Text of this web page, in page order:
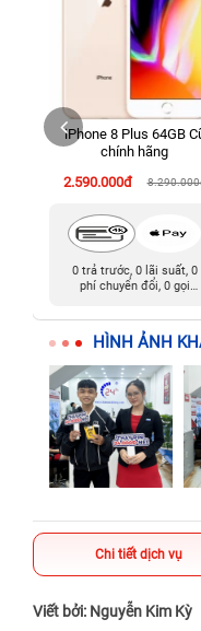
Đức Cũ)
70 Nguyễn An Ninh,
24h Vũng Tàu: 162A
Tàu cũ)
198 Hoàng Văn Thụ,
iPhone 8 Plus 64GB
chính hãng
2.590.000đ
0 trả trước, 0 lãi suất, 0
phí chuyển đổi, 0 gọi
HÌNH ẢNH
Chi tiết dịch vụ
Viết bởi: Nguyễn Kim Kỳ